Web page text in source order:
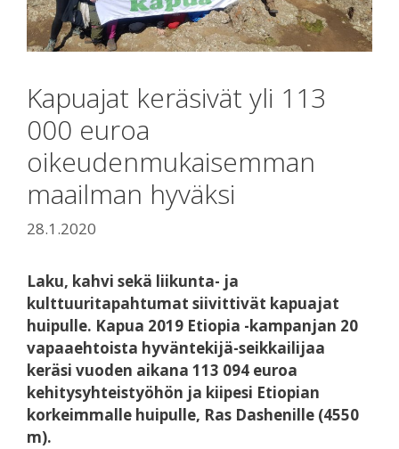
Kapuajat keräsivät yli 113
000 euroa
oikeudenmukaisemman
maailman hyväksi
28.1.2020
Laku, kahvi sekä liikunta- ja
kulttuuritapahtumat siivittivät kapuajat
huipulle. Kapua 2019 Etiopia -kampanjan 20
vapaaehtoista hyväntekijä-seikkailijaa
keräsi vuoden aikana 113 094 euroa
kehitysyhteistyöhön ja kiipesi Etiopian
korkeimmalle huipulle, Ras Dashenille (4550
m).